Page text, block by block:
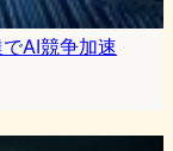
AI競争加速